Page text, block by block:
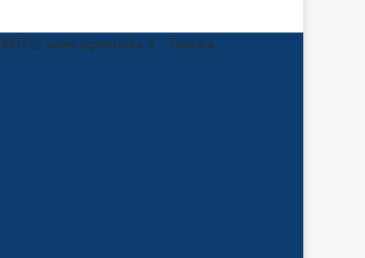
www.sipomedia.it - Testata